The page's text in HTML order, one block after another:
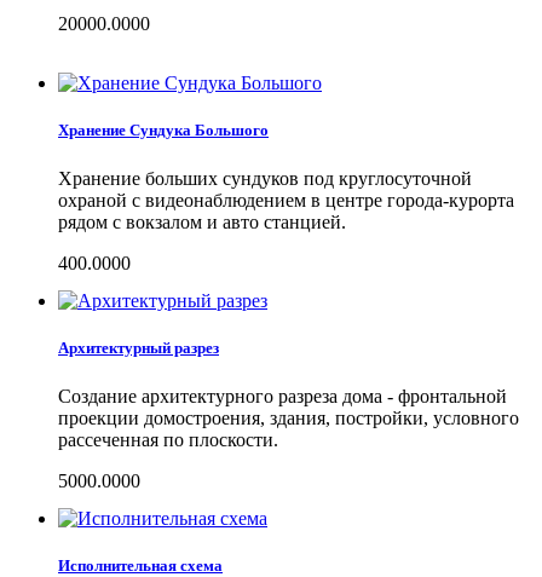
20000.0000
Хранение Сундука Большого
Хранение больших сундуков под круглосуточной
охраной с видеонаблюдением в центре города-курорта
рядом с вокзалом и авто станцией.
400.0000
Архитектурный разрез
Создание архитектурного разреза дома - фронтальной
проекции домостроения, здания, постройки, условного
рассеченная по плоскости.
5000.0000
Исполнительная схема